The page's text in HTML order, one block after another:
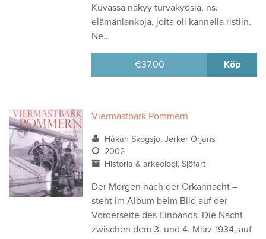
Kuvassa näkyy turvakyösiä, ns.
elämänlankoja, joita oli kannella ristiin.
Ne…
€37.00 Köp
Viermastbark Pommern
Håkan Skogsjö, Jerker Örjans
2002
Historia & arkeologi, Sjöfart
Der Morgen nach der Orkannacht –
steht im Album beim Bild auf der
Vorderseite des Einbands. Die Nacht
zwischen dem 3. und 4. März 1934, auf